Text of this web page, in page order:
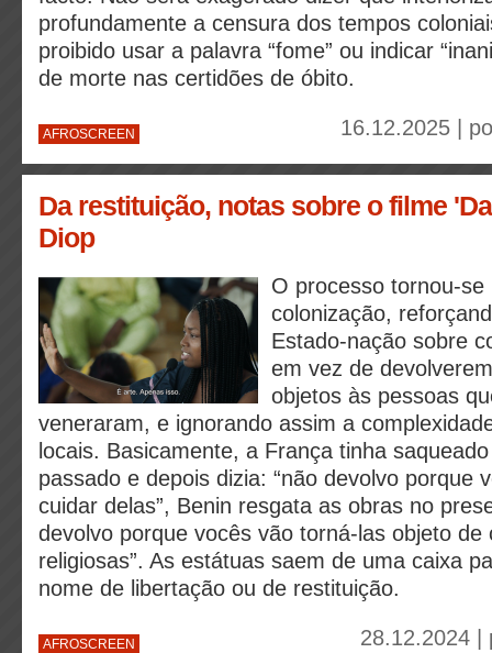
profundamente a censura dos tempos
proibido usar a palavra “fome” ou indicar
de morte nas certidões de óbito.
AFROSCREEN 16.12.2025 |
Da restituição, notas sobre o filme
Diop
O processo tornou-
colonização,
Estado-nação sobre
em vez de
objetos às pessoas
veneraram, e ignorando assim a
locais. Basicamente, a França tinha
passado e depois dizia: “não devolvo porque
cuidar delas”, Benin resgata as obras no
devolvo porque vocês vão torná-las objeto de
religiosas”. As estátuas saem de uma caixa
nome de libertação ou de restituição.
AFROSCREEN 28.12.2024